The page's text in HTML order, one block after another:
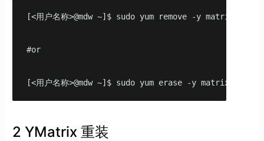
[<用户名称>@mdw ~]$ sudo yum remove -y
#or
[<用户名称>@mdw ~]$ sudo yum erase -y
2 YMatrix 重装